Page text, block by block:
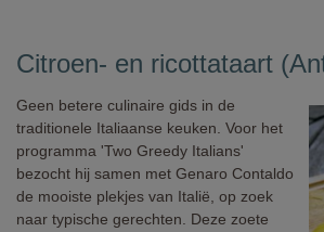
Citroen- en ricottataart
Geen betere culinaire gids in de
traditionele Italiaanse keuken. Voor het
programma 'Two Greedy Italians'
bezocht hij samen met Genaro Contaldo
de mooiste plekjes van Italië, op zoek
naar typische gerechten. Deze zoete